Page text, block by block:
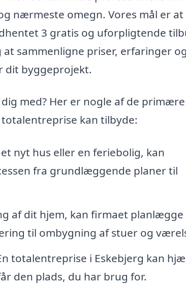
nærmeste omegn. Vores mål er at
3 gratis og uforpligtende
sammenligne priser, erfaringer og
dit byggeprojekt.
med? Her er nogle af de primære
kan tilbyde:
nyt hus eller en feriebolig, kan
fra grundlæggende planer til
af dit hjem, kan firmaet planlægge
til ombygning af stuer og
totalentreprise i Eskebjerg kan
den plads, du har brug for.